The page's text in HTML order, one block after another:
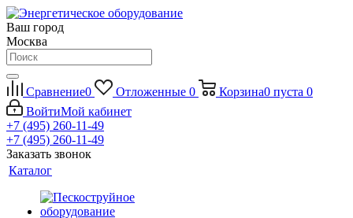
Ваш город
Москва
Сравнение0 Отложенные 0 Корзина0 пуста 0
ВойтиМой кабинет
+7 (495) 260-11-49
+7 (495) 260-11-49
Заказать звонок
Каталог